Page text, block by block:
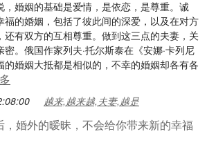
，婚姻的基础是爱情，是依恋，是尊重。诚
福的婚姻，包括了彼此间的深爱，以及在对方
还有双方的互相尊重。做到这三点的夫妻，关
密。俄国作家列夫·托尔斯泰在《安娜·卡列尼
的婚姻大抵都是相似的，不幸的婚姻却各有各
越来,越来越,夫妻,越是